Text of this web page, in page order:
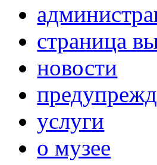
страница
новости
услуги
о музее